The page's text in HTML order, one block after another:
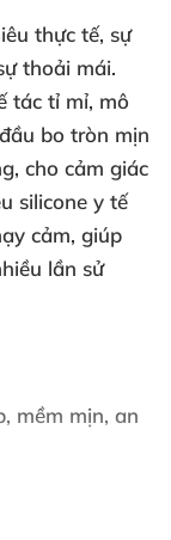
thực tế, sự
thoải mái.
tác tỉ mỉ, mô
bo tròn mịn
cho cảm giác
silicone y tế
cảm, giúp
lần sử
mềm mịn, an
tạo cảm giác